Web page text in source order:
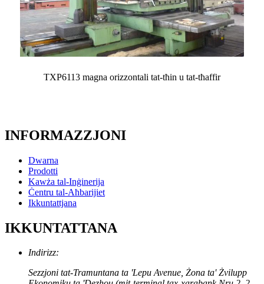
TXP6113 magna orizzontali tat-tħin u tat-tħaffir
INFORMAZZJONI
Dwarna
Prodotti
Kawża tal-Inġinerija
Ċentru tal-Aħbarijiet
Ikkuntattjana
IKKUNTATTANA
Indirizz:
Sezzjoni tat-Tramuntana ta 'Lepu Avenue, Żona ta' Żvilupp